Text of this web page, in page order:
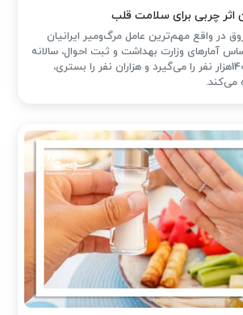
اثر چربی برای سلامت قلب
در واقع مهم‌ترین عامل مرگ‌ومیر ایرانیان
آمارهای وزارت بهداشت و ثبت احوال، سالانه
دست‌کم جان حدود 140هزار نفر را می‌گیرد و هزاران نفر را بستری،
می‌کند.